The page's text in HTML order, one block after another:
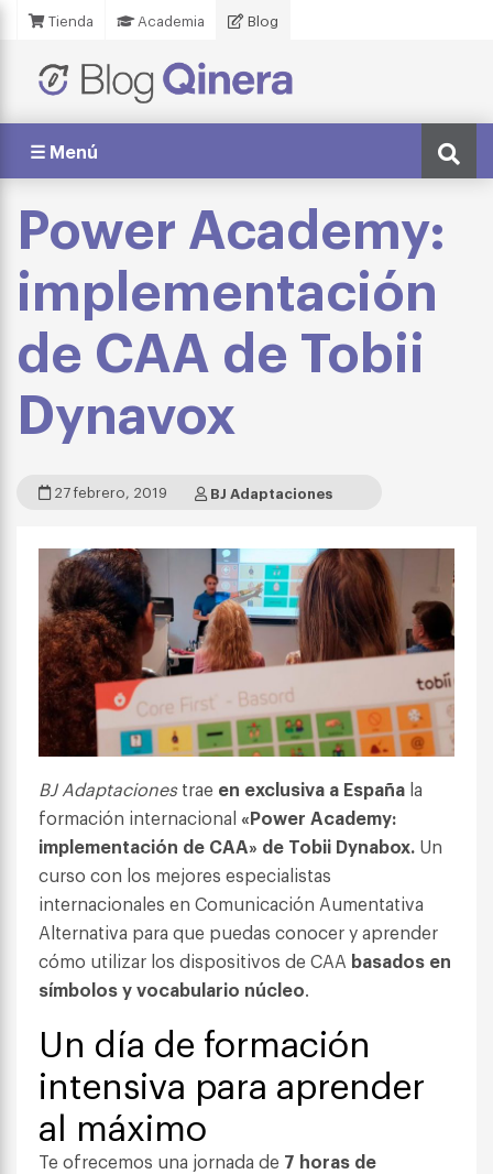
Tienda Academia Blog
☰ Menú
Power Academy:
implementación
de CAA de Tobii
Dynavox
27 febrero, 2019 BJ Adaptaciones
BJ Adaptacionestrae en exclusiva a España la
formación internacional «Power Academy:
implementación de CAA» de Tobii Dynabox. Un
curso con los mejores especialistas
internacionales en Comunicación Aumentativa
Alternativa para que puedas conocer y aprender
cómo utilizar los dispositivos de CAA basados en
símbolos y vocabulario núcleo.
Un día de formación
intensiva para aprender
al máximo
Te ofrecemos una jornada de 7 horas de